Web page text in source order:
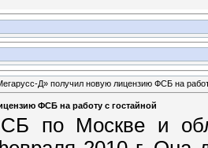
Д» получил новую лицензию ФСБ на
ФСБ на работу с гостайной
по Москве и